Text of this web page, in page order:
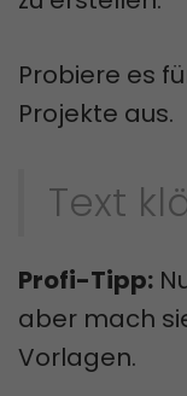
Probiere es
Projekte aus.
Text
Profi-Tipp:
aber mach
Vorlagen.